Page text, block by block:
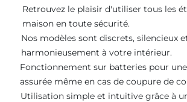
Retrouvez le plaisir d'utiliser tous les
maison en toute sécurité.
Nos modèles sont discrets, silencieux
harmonieusement à votre intérieur.
Fonctionnement sur batteries pour
assurée même en cas de coupure de
Utilisation simple et intuitive grâce à